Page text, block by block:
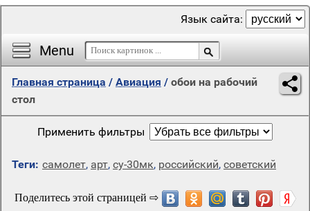
Menu
Язык сайта:
Главная страница / Авиация / обои на рабочий
стол
Применить фильтры
Теги: самолет, арт, су-30мк, российский, советский